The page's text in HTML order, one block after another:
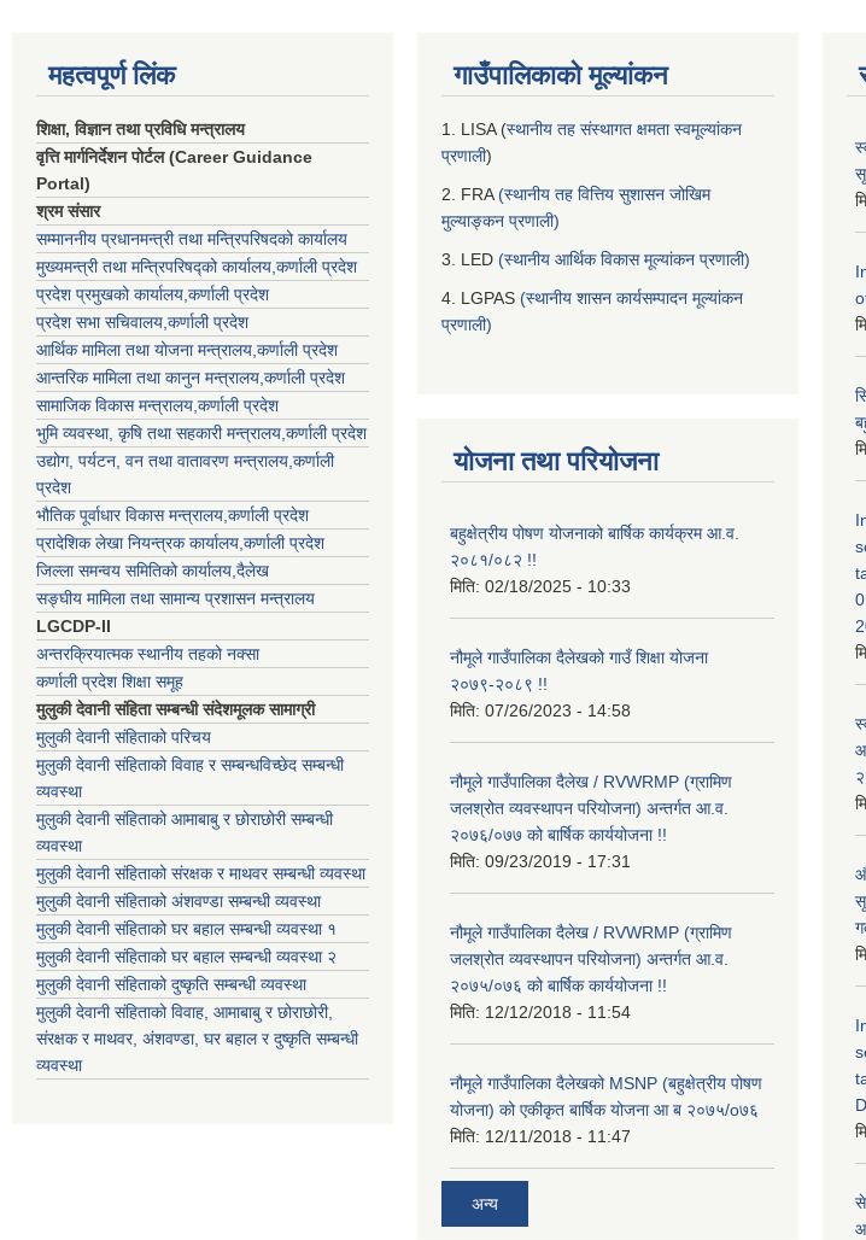
महत्वपूर्ण लिंक
शिक्षा, विज्ञान तथा प्रविधि मन्त्रालय
वृत्ति मार्गनिर्देशन पोर्टल (Career Guidance
Portal)
श्रम संसार
सम्माननीय प्रधानमन्त्री तथा मन्त्रिपरिषद‌को कार्यालय
मुख्यमन्त्री तथा मन्त्रिपरिषद्को कार्यालय,कर्णाली प्रदेश
प्रदेश प्रमुखको कार्यालय,कर्णाली प्रदेश
प्रदेश सभा सचिवालय,कर्णाली प्रदेश
आर्थिक मामिला तथा योजना मन्त्रालय,कर्णाली प्रदेश
आन्तरिक मामिला तथा कानुन मन्त्रालय,कर्णाली प्रदेश
सामाजिक विकास मन्त्रालय,कर्णाली प्रदेश
भुमि व्यवस्था, कृषि तथा सहकारी मन्त्रालय,कर्णाली प्रदेश
उद्योग, पर्यटन, वन तथा वातावरण मन्त्रालय,कर्णाली
प्रदेश
भौतिक पूर्वाधार विकास मन्त्रालय,कर्णाली प्रदेश
प्रादेशिक लेखा नियन्त्रक कार्यालय,कर्णाली प्रदेश
जिल्ला समन्वय समितिको कार्यालय,दैलेख
सङ्घीय मामिला तथा सामान्य प्रशासन मन्त्रालय
LGCDP-II
अन्तरक्रियात्मक स्थानीय तहको नक्सा
कर्णाली प्रदेश शिक्षा समूह
मुलुकी देवानी संहिता सम्बन्धी संदेशमूलक सामाग्री
मुलुकी देवानी संहिताको परिचय
मुलुकी देवानी संहिताको विवाह र सम्बन्धविच्छेद सम्बन्धी
व्यवस्था
मुलुकी देवानी संहिताको आमाबाबु र छोराछोरी सम्बन्धी
व्यवस्था
मुलुकी देवानी संहिताको संरक्षक र माथवर सम्बन्धी व्यवस्था
मुलुकी देवानी संहिताको अंशवण्डा सम्बन्धी व्यवस्था
मुलुकी देवानी संहिताको घर बहाल सम्बन्धी व्यवस्था १
मुलुकी देवानी संहिताको घर बहाल सम्बन्धी व्यवस्था २
मुलुकी देवानी संहिताको दुष्कृति सम्बन्धी व्यवस्था
मुलुकी देवानी संहिताको विवाह, आमाबाबु र छोराछोरी,
संरक्षक र माथवर, अंशवण्डा, घर बहाल र दुष्कृति सम्बन्धी
व्यवस्था
गाउँपालिकाको मूल्यांकन
1. LISA (स्थानीय तह संस्थागत क्षमता स्वमूल्यांकन
प्रणाली)
2. FRA (स्थानीय तह वित्तिय सुशासन जोखिम
मुल्याङ्कन प्रणाली)
3. LED (स्थानीय आर्थिक विकास मूल्यांकन प्रणाली)
4. LGPAS (स्थानीय शासन कार्यसम्पादन मूल्यांकन
प्रणाली)
योजना तथा परियोजना
बहुक्षेत्रीय पोषण योजनाको बार्षिक कार्यक्रम आ.व.
२०८१/०८२ !!
मिति: 02/18/2025 - 10:33
नौमूले गाउँपालिका दैलेखको गाउँ शिक्षा योजना
२०७९-२०८९ !!
मिति: 07/26/2023 - 14:58
नौमूले गाउँपालिका दैलेख / RVWRMP (ग्रामिण
जलश्रोत व्यवस्थापन परियोजना) अन्तर्गत आ.व.
२०७६/०७७ को बार्षिक कार्ययोजना !!
मिति: 09/23/2019 - 17:31
नौमूले गाउँपालिका दैलेख / RVWRMP (ग्रामिण
जलश्रोत व्यवस्थापन परियोजना) अन्तर्गत आ.व.
२०७५/०७६ को बार्षिक कार्ययोजना !!
मिति: 12/12/2018 - 11:54
नौमूले गाउँपालिका दैलेखको MSNP (बहुक्षेत्रीय पोषण
योजना) को एकीकृत बार्षिक योजना आ ब २०७५/o७६
मिति: 12/11/2018 - 11:47
अन्य